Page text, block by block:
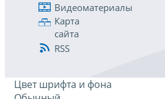
Видеоматериалы
Карта
сайта
RSS
Цвет шрифта и фона